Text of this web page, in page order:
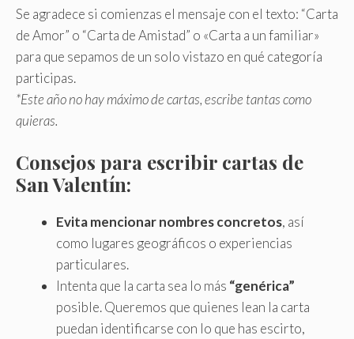
Se agradece si comienzas el mensaje con el texto: “Carta
de Amor” o “Carta de Amistad” o «Carta a un familiar»
para que sepamos de un solo vistazo en qué categoría
participas.
*Este año no hay máximo de cartas, escribe tantas como
quieras.
Consejos para escribir cartas de
San Valentín:
Evita mencionar nombres concretos, así
como lugares geográficos o experiencias
particulares.
Intenta que la carta sea lo más “genérica”
posible. Queremos que quienes lean la carta
puedan identificarse con lo que has escirto,